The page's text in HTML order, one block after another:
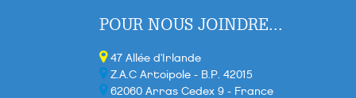
POUR NOUS JOINDRE...
47 Allée d'Irlande
Z.A.C Artoipole - B.P. 42015
62060 Arras Cedex 9 - France